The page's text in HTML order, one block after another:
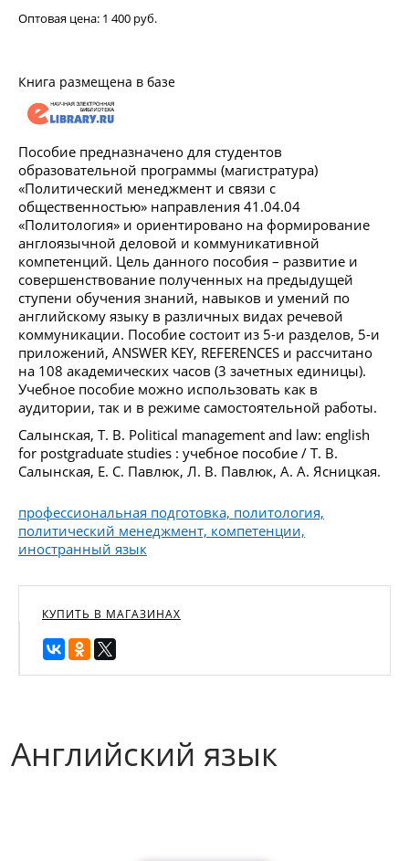
Оптовая цена: 1 400 руб.
Книга размещена в базе
Пособие предназначено для студентов
образовательной программы (магистратура)
«Политический менеджмент и связи с
общественностью» направления 41.04.04
«Политология» и ориентировано на формирование
англоязычной деловой и коммуникативной
компетенций. Цель данного пособия – развитие и
совершенствование полученных на предыдущей
ступени обучения знаний, навыков и умений по
английскому языку в различных видах речевой
коммуникации. Пособие состоит из 5-и разделов, 5-и
приложений, ANSWER KEY, REFERENCES и рассчитано
на 108 академических часов (3 зачетных единицы).
Учебное пособие можно использовать как в
аудитории, так и в режиме самостоятельной работы.
Салынская, Т. В. Political management and law: english
for postgraduate studies : учебное пособие / Т. В.
Салынская, Е. С. Павлюк, Л. В. Павлюк, А. А. Ясницкая.
профессиональная подготовка, политология,
политический менеджмент, компетенции,
иностранный язык
КУПИТЬ В МАГАЗИНАХ
Английский язык